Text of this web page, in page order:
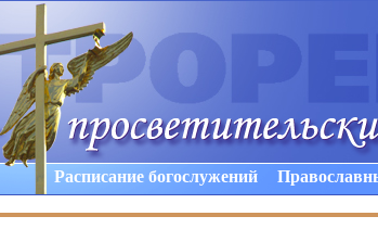
Расписание богослужений